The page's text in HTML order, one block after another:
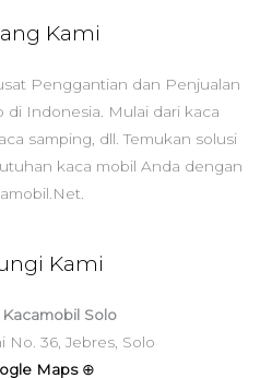
Kami
Penggantian dan Penjualan
di Indonesia. Mulai dari kaca
samping, dll. Temukan solusi
kaca mobil Anda dengan
Kami
Solo
No. 36, Jebres, Solo
Maps ⊕